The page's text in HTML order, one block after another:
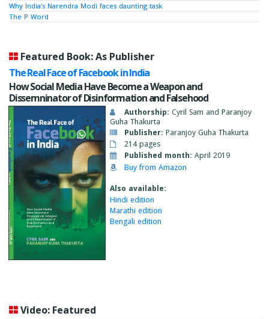
Why India's Narendra Modi faces daunting task
The P Word
Featured Book: As Publisher
The Real Face of Facebook in India
How Social Media Have Become a Weapon and
Dissemninator of Disinformation and Falsehood
Authorship: Cyril Sam and Paranjoy
Guha Thakurta
Publisher: Paranjoy Guha Thakurta
214 pages
Published month: April 2019
Buy from Amazon
Also available:
Hindi edition
Marathi edition
Bengali edition
Video: Featured